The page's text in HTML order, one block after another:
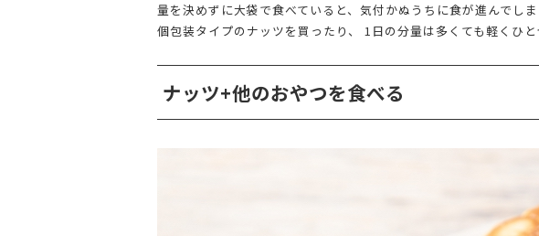
量を決めずに大袋で食べていると、気付かぬうちに食が進んでし
個包装タイプのナッツを買ったり、 1日の分量は多くても軽くひ
ナッツ+他のおやつを食べる